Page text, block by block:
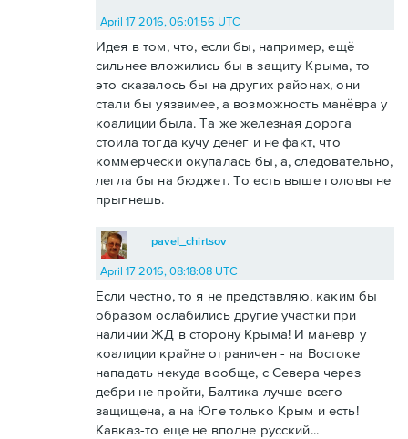
April 17 2016, 06:01:56 UTC
Идея в том, что, если бы, например, ещё
сильнее вложились бы в защиту Крыма, то
это сказалось бы на других районах, они
стали бы уязвимее, а возможность манёвра у
коалиции была. Та же железная дорога
стоила тогда кучу денег и не факт, что
коммерчески окупалась бы, а, следовательно,
легла бы на бюджет. То есть выше головы не
прыгнешь.
pavel_chirtsov
April 17 2016, 08:18:08 UTC
Если честно, то я не представляю, каким бы
образом ослабились другие участки при
наличии ЖД в сторону Крыма! И маневр у
коалиции крайне ограничен - на Востоке
нападать некуда вообще, с Севера через
дебри не пройти, Балтика лучше всего
защищена, а на Юге только Крым и есть!
Кавказ-то еще не вполне русский...